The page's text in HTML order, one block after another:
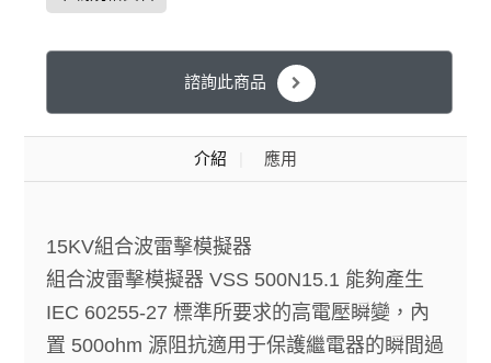
諮詢此商品
介紹 應用
15KV組合波雷擊模擬器
組合波雷擊模擬器 VSS 500N15.1 能夠產生
IEC 60255-27 標準所要求的高電壓瞬變，內
置 500ohm 源阻抗適用于保護繼電器的瞬間過